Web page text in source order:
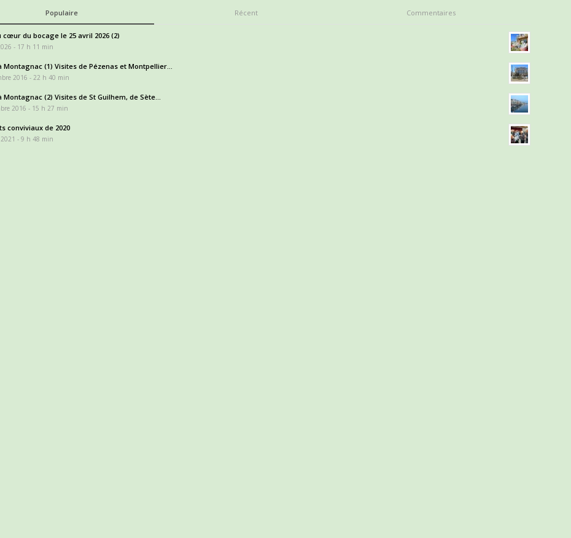
Populaire Récent Commentaires
cœur du bocage le 25 avril 2026 (2)
- 17 h 11 min
Montagnac (1) Visites de Pézenas et Montpellier...
2016 - 22 h 40 min
Montagnac (2) Visites de St Guilhem, de Sète...
2016 - 15 h 27 min
conviviaux de 2020
- 9 h 48 min